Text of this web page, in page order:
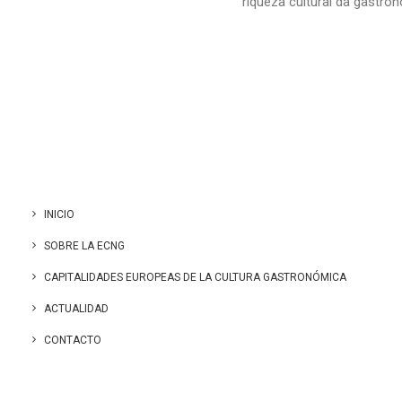
INICIO
SOBRE LA ECNG
CAPITALIDADES EUROPEAS DE LA CULTURA GASTRONÓMICA
ACTUALIDAD
CONTACTO